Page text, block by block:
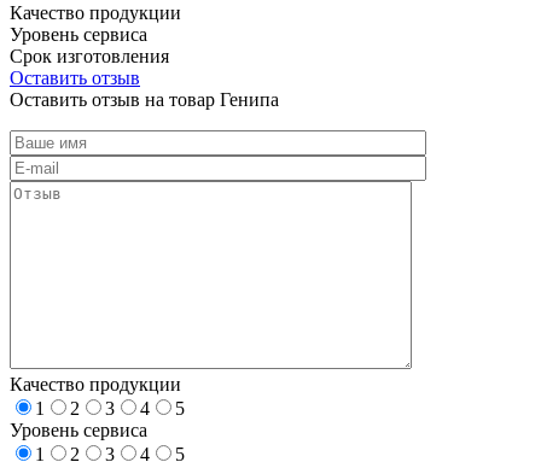
Качество продукции
Уровень сервиса
Срок изготовления
Оставить отзыв
Оставить отзыв на товар Генипа
Качество продукции
1
2 3 4
5
Уровень сервиса
1
2 3 4 5